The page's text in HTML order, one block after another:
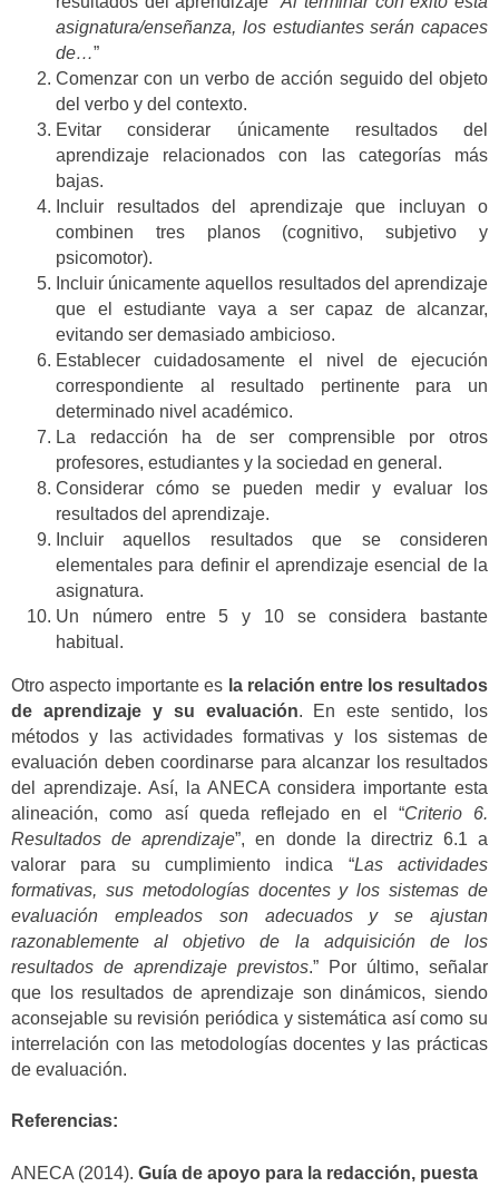
asignatura/enseñanza, los estudiantes serán capaces
de…”
Comenzar con un verbo de acción seguido del objeto
del verbo y del contexto.
Evitar considerar únicamente resultados del
aprendizaje relacionados con las categorías más
bajas.
Incluir resultados del aprendizaje que incluyan o
combinen tres planos (cognitivo, subjetivo y
psicomotor).
Incluir únicamente aquellos resultados del aprendizaje
que el estudiante vaya a ser capaz de alcanzar,
evitando ser demasiado ambicioso.
Establecer cuidadosamente el nivel de ejecución
correspondiente al resultado pertinente para un
determinado nivel académico.
La redacción ha de ser comprensible por otros
profesores, estudiantes y la sociedad en general.
Considerar cómo se pueden medir y evaluar los
resultados del aprendizaje.
Incluir aquellos resultados que se consideren
elementales para definir el aprendizaje esencial de la
asignatura.
Un número entre 5 y 10 se considera bastante
habitual.
Otro aspecto importante es la relación entre los resultados
de aprendizaje y su evaluación. En este sentido, los
métodos y las actividades formativas y los sistemas de
evaluación deben coordinarse para alcanzar los resultados
del aprendizaje. Así, la ANECA considera importante esta
alineación, como así queda reflejado en el “Criterio 6.
Resultados de aprendizaje”, en donde la directriz 6.1 a
valorar para su cumplimiento indica “Las actividades
formativas, sus metodologías docentes y los sistemas de
evaluación empleados son adecuados y se ajustan
razonablemente al objetivo de la adquisición de los
resultados de aprendizaje previstos.” Por último, señalar
que los resultados de aprendizaje son dinámicos, siendo
aconsejable su revisión periódica y sistemática así como su
interrelación con las metodologías docentes y las prácticas
de evaluación.
Referencias:
ANECA (2014). Guía de apoyo para la redacción, puesta